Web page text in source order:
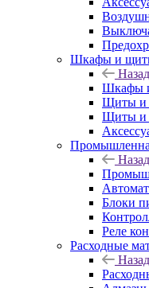
Шкафы и
Назад
Шкафы
Щиты и
Щиты и
Назад
Блоки
Реле
Расходные
Назад